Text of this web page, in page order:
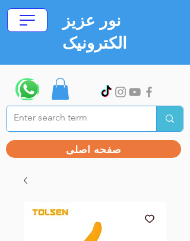
نور عزیز
الکترونیک
صفحه اصلی